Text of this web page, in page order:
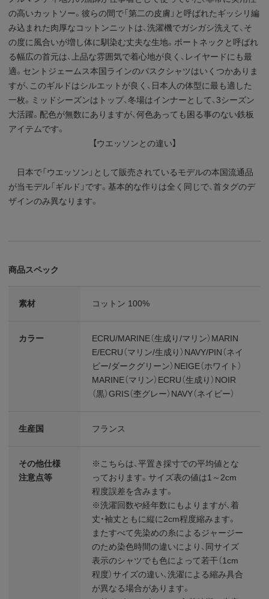
の高いカットソー。彼らの間で「第二の皮膚」と呼ばれたギッシリ編
み込まれた肉厚なコットンニットは、洗濯機でガシガシ洗えて、そ
の度に風合いが増し体に馴染む丈夫な生地。ボートネックと呼ばれ
る幅広の首元は、上品な雰囲気で着心地が良く、レイヤードにも最
適。セントジェームス本国ラインのバスクシャツはいくつかありま
すが、このギルドはシルエットが良く、日本人の体型に最も適した
一枚。ミッドシーズンはトップ、冬場はインナーとして、3シーズン
大活躍。配色が無数にありますが、何色あっても困る事のない鉄板
アイテムです。
【ウエッソンとの違い】
日本で「ウエッソン」として販売されているモデルの本国流通品
が当モデル「ギルド」です。基本的な作りは全く同じで、首タグのデ
ザインのみ異なります。
商品スペック
素材 コットン 100%
カラー
ECRU/MARINE（生成り/マリン）MARIN
E/ECRU（マリン/生成り）NAVY/PIN（ネイ
ビー/ダークグリーン）NEIGE（ホワイト）
MARINE（マリン）ECRU（生成り）NOIR
（黒）GRIS（杢グレー）NAVY（ネイビー）
生産国 フランス
その他仕様
注意点等
※こちらは、平置き採寸での平均値とな
っております。サイズ表の値は1～2cm
程度誤差を含みます。
※洗濯回数や経年数にもよりますが、着
丈・袖丈ともに縦に2cm程度縮みます。
またすべて先染めの糸によるジャージー
のため染色時間の違いにより、同サイズ
表示のシャツでも色によって若干（1cm
程度）サイズの違い、洗濯による縮み具合
が異なる場合があります。